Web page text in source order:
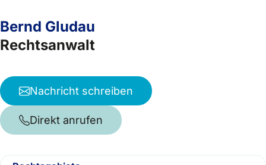
Bernd Gludau
Rechtsanwalt
Nachricht schreiben
Direkt anrufen